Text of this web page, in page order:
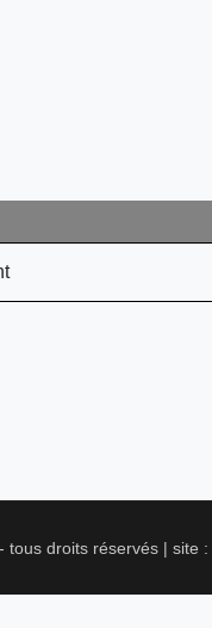
tous droits réservés | site :